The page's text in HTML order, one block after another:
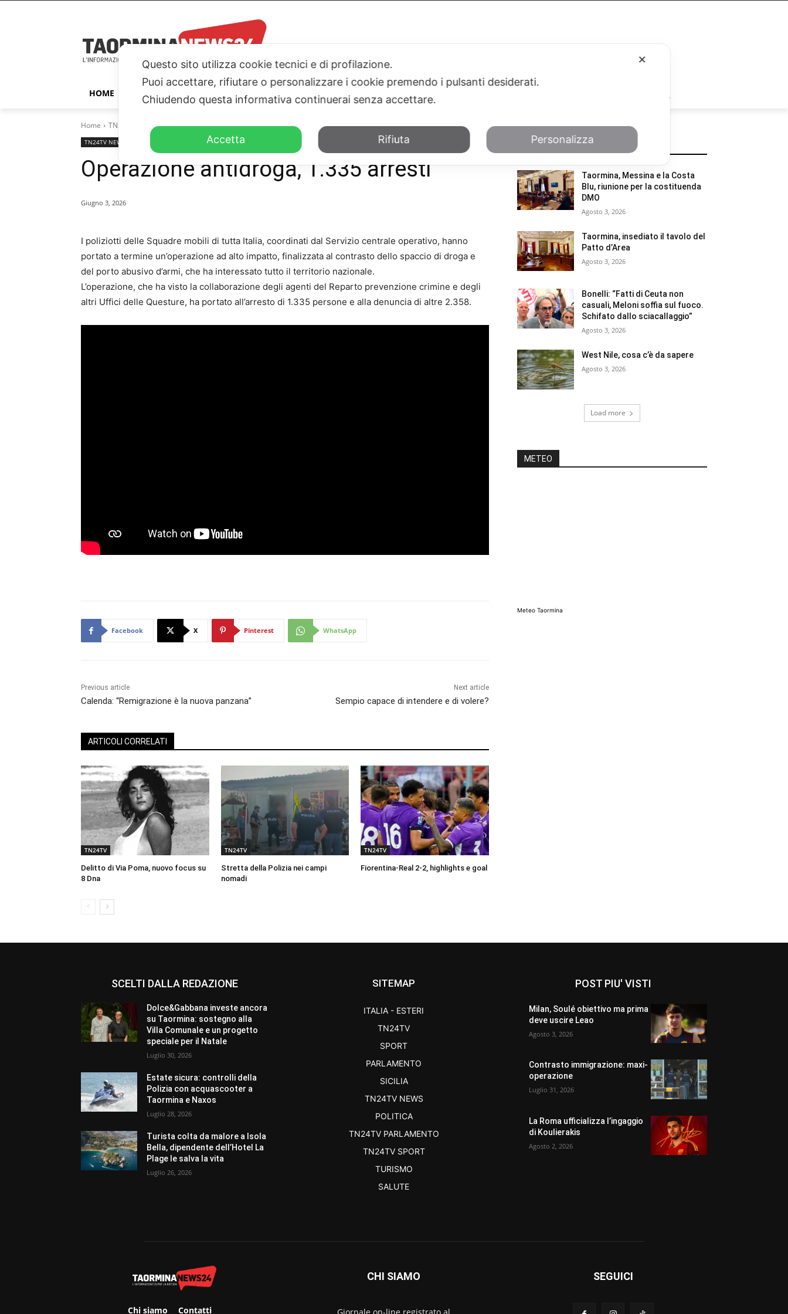
HOME TAORMINA ITALIA – ESTERI PARLAMENTO SALUTE
Home TN24TV NEWS Operazione antidroga, 1.335 arresti
TN24TV NEWS
Operazione antidroga, 1.335 arresti
Giugno 3, 2026
I poliziotti delle Squadre mobili di tutta Italia, coordinati dal Servizio centrale operativo, hanno
portato a termine un’operazione ad alto impatto, finalizzata al contrasto dello spaccio di droga e
del porto abusivo d’armi, che ha interessato tutto il territorio nazionale.
L’operazione, che ha visto la collaborazione degli agenti del Reparto prevenzione crimine e degli
altri Uffici delle Questure, ha portato all’arresto di 1.335 persone e alla denuncia di altre 2.358.
Facebook X Pinterest WhatsApp
Previous article
Calenda: “Remigrazione è la nuova panzana”
Next article
Sempio capace di intendere e di volere?
ARTICOLI CORRELATI
TN24TV
Delitto di Via Poma, nuovo focus su
8 Dna
TN24TV
Stretta della Polizia nei campi
nomadi
TN24TV
Fiorentina-Real 2-2, highlights e goal
POTREBBE INTERESSARTI
Taormina, Messina e la Costa
Blu, riunione per la costituenda
DMO
Agosto 3, 2026
Taormina, insediato il tavolo del
Patto d’Area
Agosto 3, 2026
Bonelli: “Fatti di Ceuta non
casuali, Meloni soffia sul fuoco.
Schifato dallo sciacallaggio”
Agosto 3, 2026
West Nile, cosa c’è da sapere
Agosto 3, 2026
Load more
METEO
Meteo Taormina
SCELTI DALLA REDAZIONE
Dolce&Gabbana investe ancora
su Taormina: sostegno alla
Villa Comunale e un progetto
speciale per il Natale
Luglio 30, 2026
Estate sicura: controlli della
Polizia con acquascooter a
Taormina e Naxos
Luglio 28, 2026
Turista colta da malore a Isola
Bella, dipendente dell’Hotel La
Plage le salva la vita
Luglio 26, 2026
SITEMAP
ITALIA - ESTERI
TN24TV
SPORT
PARLAMENTO
SICILIA
TN24TV NEWS
POLITICA
TN24TV PARLAMENTO
TN24TV SPORT
TURISMO
SALUTE
POST PIU' VISTI
Milan, Soulé obiettivo ma prima
deve uscire Leao
Agosto 3, 2026
Contrasto immigrazione: maxi-
operazione
Luglio 31, 2026
La Roma ufficializza l’ingaggio
di Koulierakis
Agosto 2, 2026
Chi siamo Contatti
CHI SIAMO SEGUICI
✕
Questo sito utilizza cookie tecnici e di profilazione.
Puoi accettare, rifiutare o personalizzare i cookie premendo i pulsanti desiderati.
Chiudendo questa informativa continuerai senza accettare.
Accetta Rifiuta Personalizza